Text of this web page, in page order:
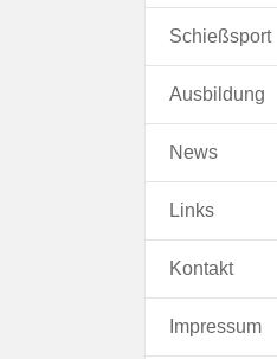
Schießsport
Ausbildung
News
Links
Kontakt
Impressum